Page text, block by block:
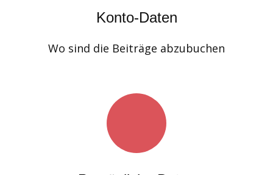
Konto-Daten
Wo sind die Beiträge abzubuchen